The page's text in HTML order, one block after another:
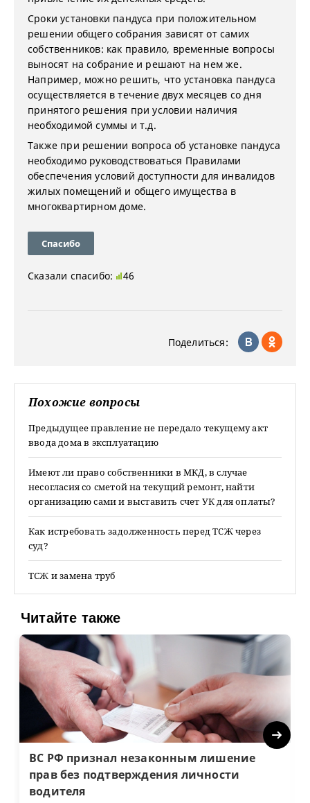
Сроки установки пандуса при положительном
решении общего собрания зависят от самих
собственников: как правило, временные вопросы
выносят на собрание и решают на нем же.
Например, можно решить, что установка пандуса
осуществляется в течение двух месяцев со дня
принятого решения при условии наличия
необходимой суммы и т.д.
Также при решении вопроса об установке пандуса
необходимо руководствоваться Правилами
обеспечения условий доступности для инвалидов
жилых помещений и общего имущества в
многоквартирном доме.
Спасибо
Сказали спасибо: 46
Поделиться:
Похожие вопросы
Предыдущее правление не передало текущему акт
ввода дома в эксплуатацию
Имеют ли право собственники в МКД, в случае
несогласия со сметой на текущий ремонт, найти
организацию сами и выставить счет УК для оплаты?
Как истребовать задолженность перед ТСЖ через
суд?
ТСЖ и замена труб
Читайте также
ВС РФ признал незаконным лишение
прав без подтверждения личности
водителя
Next